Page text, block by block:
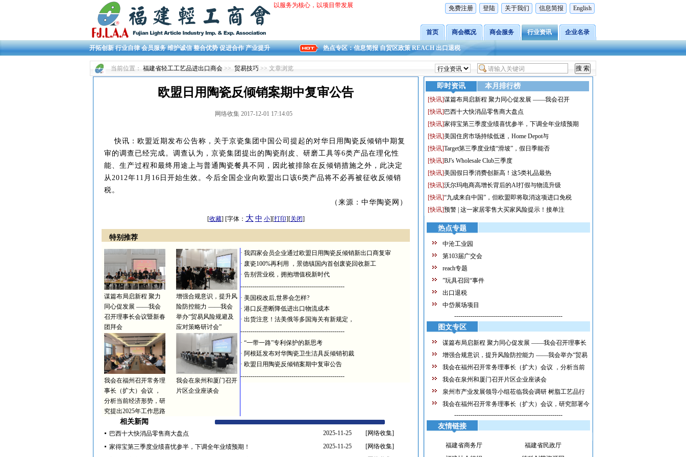
以服务为核心，以项目带发展 免费注册 登陆 关于我们 信息简报 English
首页 商会概况 商会服务 行业资讯 企业名录
开拓创新 行业自律 会员服务 维护诚信 整合优势 促进合作 产业提升 热点专区：信息简报 自贸区政策 REACH 出口退税
当前位置： 福建省轻工工艺品进出口商会 >> 贸易技巧 >> 文章浏览
欧盟日用陶瓷反倾销案期中复审公告
网络收集 2017-12-01 17:14:05
快讯：欧盟近期发布公告称，关于京瓷集团中国公司提起的对华日用陶瓷反倾销中期复
审的调查已经完成。调查认为，京瓷集团提出的陶瓷削皮、研磨工具等6类产品在理化性
能、生产过程和最终用途上与普通陶瓷餐具不同，因此被排除在反倾销措施之外，此决定
从2012年11月16日开始生效。今后全国企业向欧盟出口该6类产品将不必再被征收反倾销
税。
（来源：中华陶瓷网）
[收藏] [字体： 大 中 小][打印][关闭]
特别推荐
谋篇布局启新程 聚力
同心促发展 ——我会
召开理事长会议暨新春
团拜会
增强合规意识，提升风
险防控能力 ——我会
举办“贸易风险规避及
应对策略研讨会”
我会在福州召开常务理
事长（扩大）会议 ，
分析当前经济形势，研
究提出2025年工作思路
我会在泉州和厦门召开
片区企业座谈会
· 我四家会员企业通过欧盟日用陶瓷反倾销新出口商复审
· 废瓷100%再利用 ，景德镇国内首创废瓷回收新工
· 告别营业税，拥抱增值税新时代
---------------------------------------------------
· 美国税改后,世界会怎样?
· 港口反垄断降低进出口物流成本
· 出货注意！法美俄等多国海关有新规定，
---------------------------------------------------
· “一带一路”专利保护的新思考
· 阿根廷发布对华陶瓷卫生洁具反倾销初裁
· 欧盟日用陶瓷反倾销案期中复审公告
---------------------------------------------------
相关新闻
巴西十大快消品零售商大盘点 2025-11-25
[网络收集]
家得宝第三季度业绩喜忧参半，下调全年业绩预期！
2025-11-25
[网络收集]
即时资讯 本月排行榜
[快讯]谋篇布局启新程 聚力同心促发展 ——我会召开
[快讯] 巴西十大快消品零售商大盘点
[快讯]家得宝第三季度业绩喜忧参半，下调全年业绩预期
[快讯]美国住房市场持续低迷，Home Depot与
[快讯]Target第三季度业绩“滑坡”，假日季能否
[快讯]BJ's Wholesale Club三季度
[快讯]美国假日季消费创新高！这5类礼品最热
[快讯]沃尔玛电商高增长背后的AI打假与物流升级
[快讯]“九成来自中国”，但欧盟即将取消这项进口免税
[快讯]预警 | 这一家居零售大买家风险提示！接单注
热点专题
中沧工业园
第103届广交会
reach专题
”玩具召回“事件
出口退税
中岱展场项目
-----------------------------------------------------
图文专区
谋篇布局启新程 聚力同心促发展 ——我会召开理事长
增强合规意识，提升风险防控能力 ——我会举办“贸易
我会在福州召开常务理事长（扩大）会议 ，分析当前
经
我会在泉州和厦门召开片区企业座谈会
泉州市产业发展领导小组莅临我会调研 树脂工艺品行
业
我会在福州召开常务理事长（扩大）会议，研究部署今
-----------------------------------------------------
友情链接
福建省商务厅
福建省民政厅